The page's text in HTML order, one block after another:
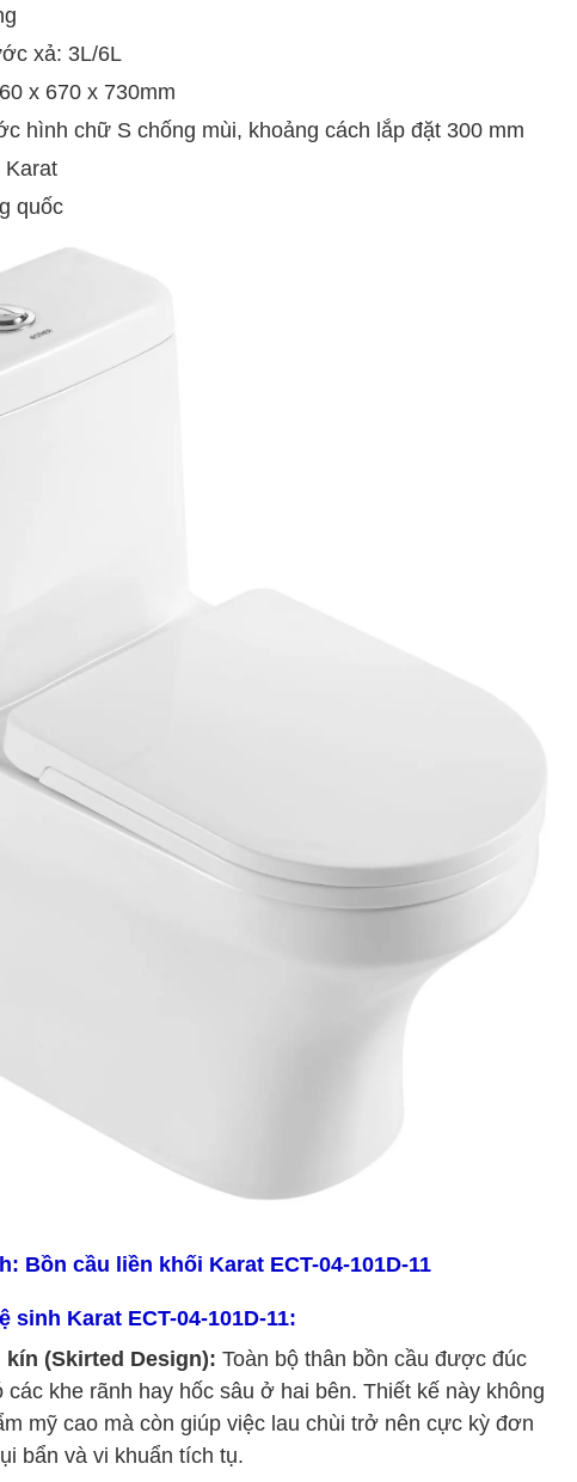
xả: 3L/6L
x 670 x 730mm
hình chữ S chống mùi, khoảng cách lắp đặt 300 mm
Karat
quốc
Bồn cầu liền khối Karat ECT-04-101D-11
sinh Karat ECT-04-101D-11:
kín (Skirted Design): Toàn bộ thân bồn cầu được đúc
các khe rãnh hay hốc sâu ở hai bên. Thiết kế này không
mỹ cao mà còn giúp việc lau chùi trở nên cực kỳ đơn
bẩn và vi khuẩn tích tụ.